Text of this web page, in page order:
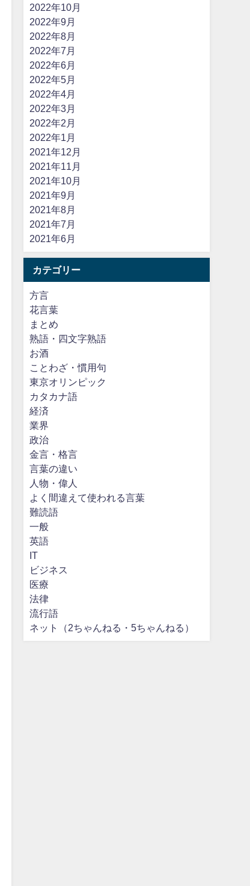
2022年10月
2022年9月
2022年8月
2022年7月
2022年6月
2022年5月
2022年4月
2022年3月
2022年2月
2022年1月
2021年12月
2021年11月
2021年10月
2021年9月
2021年8月
2021年7月
2021年6月
カテゴリー
方言
花言葉
まとめ
熟語・四文字熟語
お酒
ことわざ・慣用句
東京オリンピック
カタカナ語
経済
業界
政治
金言・格言
言葉の違い
人物・偉人
よく間違えて使われる言葉
難読語
一般
英語
IT
ビジネス
医療
法律
流行語
ネット（2ちゃんねる・5ちゃんねる）